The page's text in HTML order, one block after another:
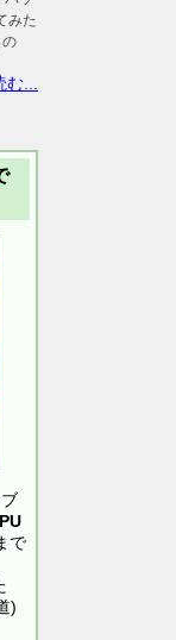
みた
む...
で
)